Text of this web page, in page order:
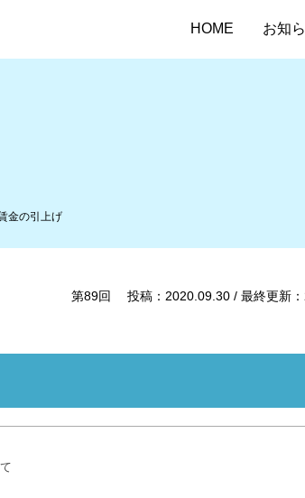
HOME お知
金の引上げ
第89回 投稿：2020.09.30 / 最終更新